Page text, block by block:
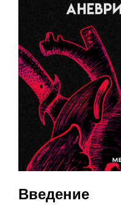
Введение